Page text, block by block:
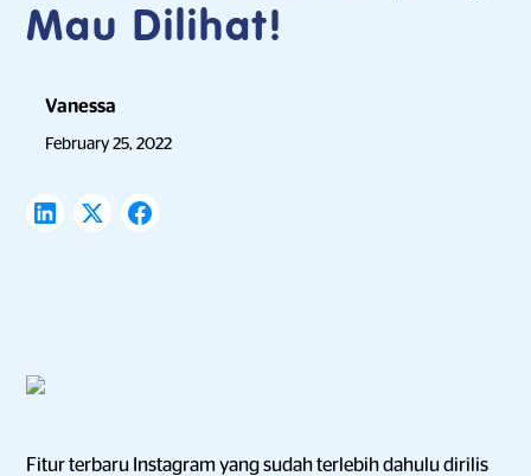
Mau Dilihat!
Vanessa
February 25, 2022
Fitur terbaru Instagram yang sudah terlebih dahulu dirilis